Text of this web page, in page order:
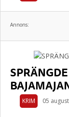
Annons:
KRIM 05